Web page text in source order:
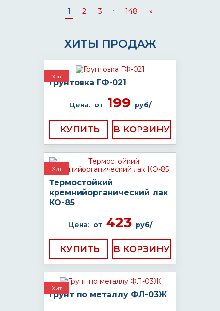
1 2 3 ... 148 »
ХИТЫ ПРОДАЖ
Хит
Грунтовка ГФ-021
Цена: от199 руб/
КУПИТЬ
Хит
Термостойкий
кремнийорганический лак
КО-85
Цена: от423 руб/
КУПИТЬ
Хит
Грунт по металлу ФЛ-03Ж